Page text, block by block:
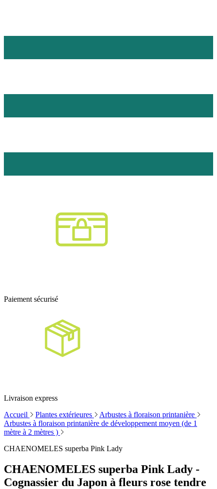
Paiement sécurisé
Livraison express
Accueil
Plantes extérieures
Arbustes à floraison printanière
Arbustes à floraison printanière de développement moyen (de 1
mètre à 2 mètres )
CHAENOMELES superba Pink Lady
CHAENOMELES superba Pink Lady -
Cognassier du Japon à fleurs rose tendre